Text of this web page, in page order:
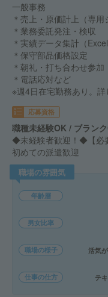
一般事務
＊売上・原価計上（専用
＊業務委託発注・検収
＊実績データ集計（Excel
＊保守部品価格設定
＊朝礼・打ち合わせ参加
＊電話応対など
※週4日在宅勤務あり。詳
応募資格
職種未経験OK / ブラン
◆未経験者歓迎！◆【必
初めての派遣歓迎
職場の雰囲気
年齢層
男女比率
職場の様子 活気
仕事の仕方 テ